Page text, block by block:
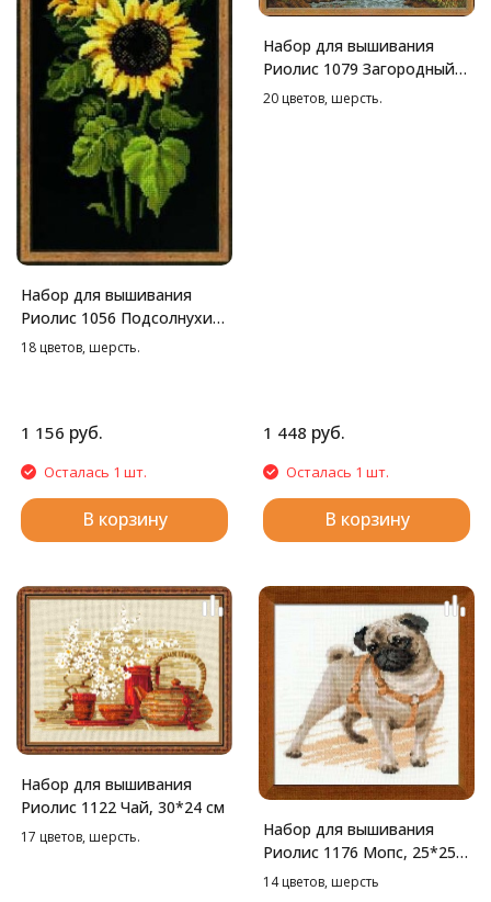
Набор для вышивания
Риолис 1056 Подсолнухи
на черной канве, 25*50 см
18 цветов, шерсть.
1 156 руб.
Осталась 1 шт.
В корзину
Набор для вышивания
Риолис 1079 Загородный
пейзаж. Осень, 38*26 см
20 цветов, шерсть.
1 448 руб.
Осталась 1 шт.
В корзину
Набор для вышивания
Риолис 1122 Чай, 30*24 см
17 цветов, шерсть.
Набор для вышивания
Риолис 1176 Мопс, 25*25
см
14 цветов, шерсть